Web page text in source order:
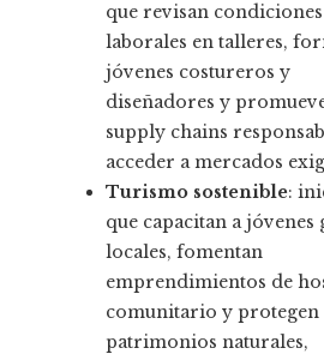
que revisan condiciones
laborales en talleres,
jóvenes costureros y
diseñadores y
supply chains
acceder a mercados
Turismo sostenible:
que capacitan a jóvenes
locales, fomentan
emprendimientos de
comunitario y protegen
patrimonios naturales,